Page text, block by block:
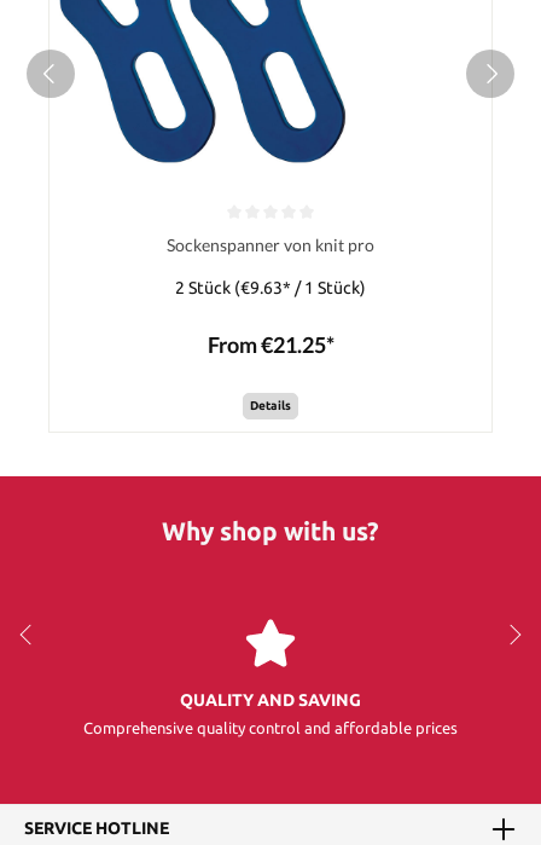
Sockenspanner von knit pro
2 Stück (€9.63* / 1 Stück)
From €21.25*
Details
Why shop with us?
QUALITY AND SAVING
Comprehensive quality control and affordable prices
SERVICE HOTLINE